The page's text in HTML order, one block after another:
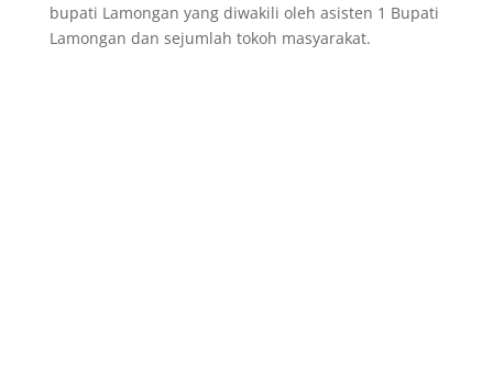
bupati Lamongan yang diwakili oleh asisten 1 Bupati
Lamongan dan sejumlah tokoh masyarakat.